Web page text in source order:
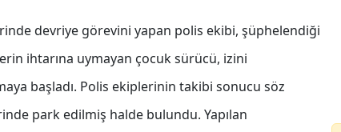
devriye görevini yapan polis ekibi, şüphelendiği
ihtarına uymayan çocuk sürücü, izini
başladı. Polis ekiplerinin takibi sonucu söz
park edilmiş halde bulundu. Yapılan